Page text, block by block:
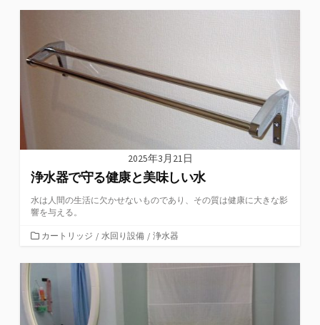
ゴ
2025年3月21日
浄水器で守る健康と美味しい水
水は人間の生活に欠かせないものであり、その質は健康に大きな影
響を与える。
カ
ゴ
リ
ー
カートリッジ / 水回り設備 / 浄水器